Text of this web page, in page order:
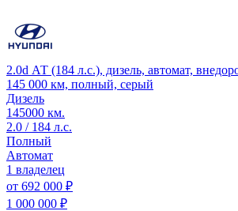
2.0d АТ (184 л.с.), дизель, автомат,
145 000 км, полный, серый
Дизель
145000 км.
2.0 / 184 л.с.
Полный
Автомат
1 владелец
от 692 000 ₽
1 000 000 ₽